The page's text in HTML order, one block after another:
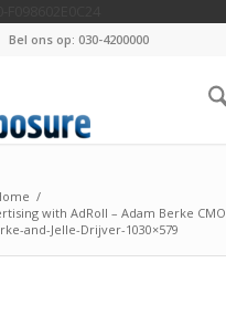
Bel ons op: 030-4200000
/
with AdRoll – Adam Berke CMO
and-Jelle-Drijver-1030×579